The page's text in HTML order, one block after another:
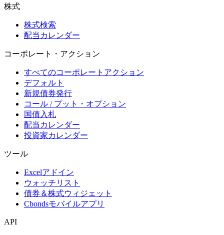
株式
株式検索
配当カレンダー
コーポレート・アクション
すべてのコーポレートアクション
デフォルト
新規債券発行
コール / プット・オプション
国債入札
配当カレンダー
投資家カレンダー
ツール
Excelアドイン
ウォッチリスト
債券＆株式ウィジェット
Cbondsモバイルアプリ
API